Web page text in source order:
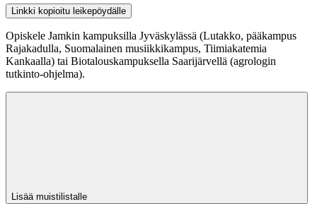
Linkki kopioitu leikepöydälle
Opiskele Jamkin kampuksilla Jyväskylässä (Lutakko, pääkampus
Rajakadulla, Suomalainen musiikkikampus, Tiimiakatemia
Kankaalla) tai Biotalouskampuksella Saarijärvellä (agrologin
tutkinto-ohjelma).
Lisää muistilistalle